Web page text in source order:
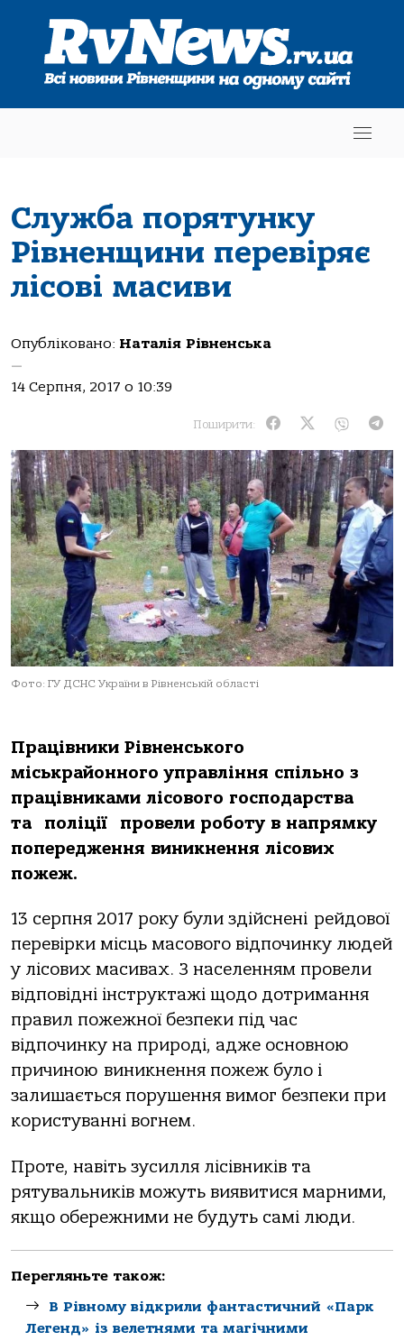
Служба порятунку
Рівненщини перевіряє
лісові масиви
Опубліковано: Наталія Рівненська
—
14 Серпня, 2017 о 10:39
Поширити:
Фото: ГУ ДСНС України в Рівненській області
Працівники Рівненського
міськрайонного управління спільно з
працівниками лісового господарства
та поліції провели роботу в напрямку
попередження виникнення лісових
пожеж.
13 серпня 2017 року були здійснені рейдової
перевірки місць масового відпочинку людей
у лісових масивах. З населенням провели
відповідні інструктажі щодо дотримання
правил пожежної безпеки під час
відпочинку на природі, адже основною
причиною виникнення пожеж було і
залишається порушення вимог безпеки при
користуванні вогнем.
Проте, навіть зусилля лісівників та
рятувальників можуть виявитися марними,
якщо обережними не будуть самі люди.
Перегляньте також:
В Рівному відкрили фантастичний «Парк
Легенд» із велетнями та магічними